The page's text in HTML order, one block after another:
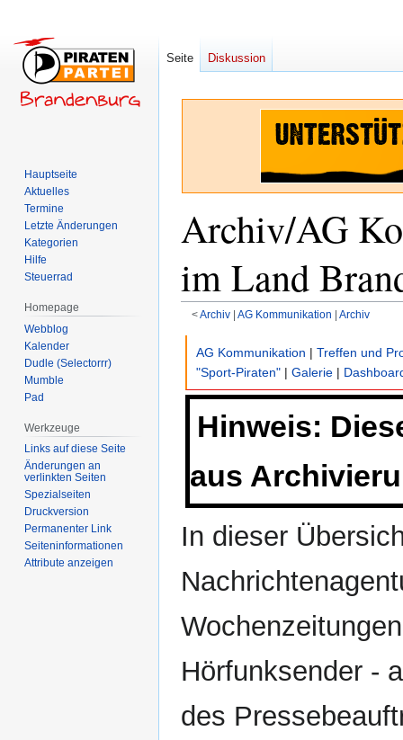
Archiv/AG
im Land
<Archiv‎ | AG Kommunikation ‎ | Archiv
springen
springen
AG Kommunikation | Treffen und
"Sport-Piraten" | Galerie |
Hinweis:
aus
In dieser
Hörfunksender -
des
Seite Diskussion
Hauptseite
Aktuelles
Termine
Letzte Änderungen
Kategorien
Hilfe
Steuerrad
Homepage
Webblog
Kalender
Dudle (Selectorrr)
Mumble
Pad
Werkzeuge
Links auf diese Seite
Änderungen an
verlinkten Seiten
Spezialseiten
Druckversion
Permanenter Link
Seiten­­informationen
Attribute anzeigen